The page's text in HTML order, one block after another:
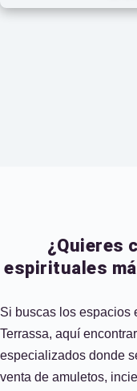
¿Quieres
espirituales
Si buscas los espacios
Terrassa, aquí
especializados donde
venta de amuletos,